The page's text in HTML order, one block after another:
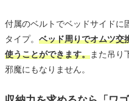
付属のベルトでベッドサイドに
タイプ。 ベッド周りでオムツ交
使うことができます。また吊り
邪魔にもなりません。